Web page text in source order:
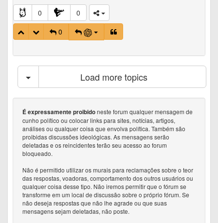
0
0
0
Load more topics
É expressamente proibidoneste forum qualquer mensagem de
cunho político ou colocar links para sites, notícias, artigos,
análises ou qualquer coisa que envolva política. Também são
proibidas discussões ideológicas. As mensagens serão
deletadas e os reincidentes terão seu acesso ao forum
bloqueado.
Não é permitido utilizar os murais para reclamações sobre o teor
das respostas, voadoras, comportamento dos outros usuários ou
qualquer coisa desse tipo. Não iremos permitir que o fórum se
transforme em um local de discussão sobre o próprio fórum. Se
não deseja respostas que não lhe agrade ou que suas
mensagens sejam deletadas, não poste.